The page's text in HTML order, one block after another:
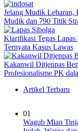
Jelang Mudik Lebaran,
Mudik dan 790 Titik
Klarifikasi Tegas
Ternyata Kasus Lawas
Kakanwil Ditjenpas
Profesionalisme PK
Artikel Terbaru
01
Wagub Mian